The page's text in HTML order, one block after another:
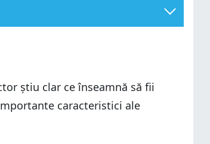
știu clar ce înseamnă să fii
caracteristici ale